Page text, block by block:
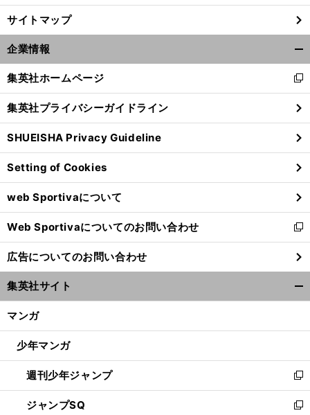
サイトマップ
企業情報
閉
る
集英社ホームページ
新
し
い
ウ
ィ
ン
ド
ウ
で
開
く
集英社プライバシーガイドライン
SHUEISHA Privacy Guideline
Setting of Cookies
web Sportivaについて
Web Sportivaについてのお問い合わせ
新
し
い
ウ
ィ
ン
ウ
開
く
広告についてのお問い合わせ
集英社サイト
マンガ
少年マンガ
週刊少年ジャンプ
新
し
い
ジャンプSQ
新